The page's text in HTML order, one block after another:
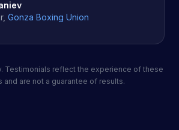
, Gonza Boxing Union
Testimonials reflect the experience of these
and are not a guarantee of results.